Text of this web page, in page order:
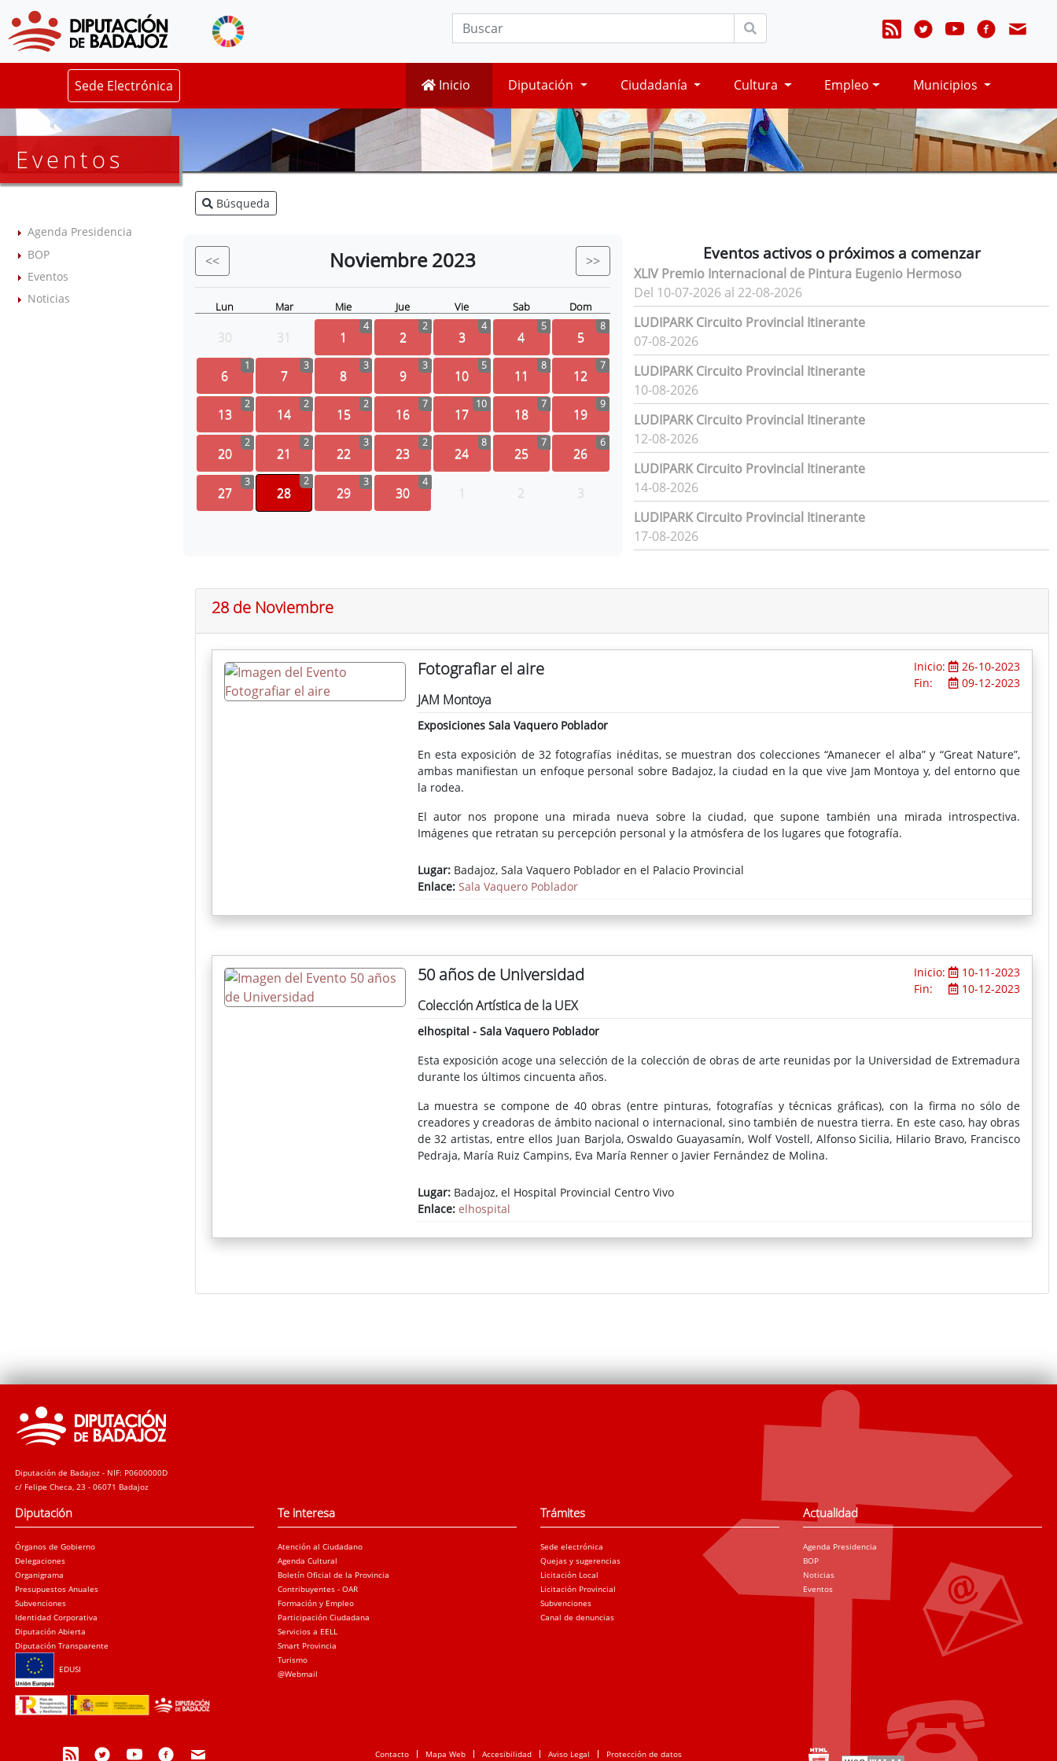
Sede Electrónica Inicio Diputación Ciudadanía Cultura Empleo Municipios
Eventos
Agenda Presidencia
BOP
Eventos
Noticias
Búsqueda
<< Noviembre 2023 >>
Lun Mar Mie Jue Vie Sab Dom
30 31 1
4
2
2
3
4
4
5
5
8
6
1
7
3
8
3
9
3
10
5
11
8
12
7
13
2
14
2
15
2
16
7
17
10
18
7
19
9
20
2
21
2
22
3
23
2
24
8
25
7
26
6
27
3
28
2
29
3
30
4
1 2 3
Eventos activos o próximos a comenzar
XLIV Premio Internacional de Pintura Eugenio Hermoso
Del 10-07-2026 al 22-08-2026
LUDIPARK Circuito Provincial Itinerante
07-08-2026
LUDIPARK Circuito Provincial Itinerante
10-08-2026
LUDIPARK Circuito Provincial Itinerante
12-08-2026
LUDIPARK Circuito Provincial Itinerante
14-08-2026
LUDIPARK Circuito Provincial Itinerante
17-08-2026
28 de Noviembre
Fotografiar el aire Inicio:
26-10-2023
Fin:
09-12-2023
JAM Montoya
Exposiciones Sala Vaquero Poblador
En esta exposición de 32 fotografías inéditas, se muestran dos colecciones “Amanecer el alba” y “Great Nature”,
ambas manifiestan un enfoque personal sobre Badajoz, la ciudad en la que vive Jam Montoya y, del entorno que
la rodea.
El autor nos propone una mirada nueva sobre la ciudad, que supone también una mirada introspectiva.
Imágenes que retratan su percepción personal y la atmósfera de los lugares que fotografía.
Lugar:Badajoz, Sala Vaquero Poblador en el Palacio Provincial
Enlace: Sala Vaquero Poblador
50 años de Universidad Inicio:
10-11-2023
Fin:
10-12-2023
Colección Artística de la UEX
elhospital - Sala Vaquero Poblador
Esta exposición acoge una selección de la colección de obras de arte reunidas por la Universidad de Extremadura
durante los últimos cincuenta años.
La muestra se compone de 40 obras (entre pinturas, fotografías y técnicas gráficas), con la firma no sólo de
creadores y creadoras de ámbito nacional o internacional, sino también de nuestra tierra. En este caso, hay obras
de 32 artistas, entre ellos Juan Barjola, Oswaldo Guayasamín, Wolf Vostell, Alfonso Sicilia, Hilario Bravo, Francisco
Pedraja, María Ruiz Campins, Eva María Renner o Javier Fernández de Molina.
Lugar:Badajoz, el Hospital Provincial Centro Vivo
Enlace: elhospital
Diputación de Badajoz - NIF: P0600000D
c/ Felipe Checa, 23 - 06071 Badajoz
Diputación
Órganos de Gobierno
Delegaciones
Organigrama
Presupuestos Anuales
Subvenciones
Identidad Corporativa
Diputación Abierta
Diputación Transparente
EDUSI
Te interesa
Atención al Ciudadano
Agenda Cultural
Boletín Oficial de la Provincia
Contribuyentes - OAR
Formación y Empleo
Participación Ciudadana
Servicios a EELL
Smart Provincia
Turismo
@Webmail
Trámites
Sede electrónica
Quejas y sugerencias
Licitación Local
Licitación Provincial
Subvenciones
Canal de denuncias
Actualidad
Agenda Presidencia
BOP
Noticias
Eventos
Contacto Mapa Web Accesibilidad Aviso Legal Protección de datos